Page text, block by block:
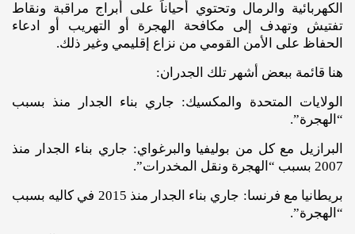
الكهربائية والرمال وتحتوي أحياناً على أبراج مراقبة ونقاط
تفتيش وتهدف إلى مكافحة الهجرة أو التهريب أو ادعاء
الحفاظ على الأمن القومي من نزاع إقليمي وغير ذلك.
هنا قائمة ببعض أشهر تلك الجدران:
الولايات المتحدة والمكسيك: جاري بناء الجدار منذ بسبب
“الهجرة”.
البرازيل مع كل من بوليفيا والبرغواي: جاري بناء الجدار منذ
2007 بسبب “الهجرة ونقل المخدرات”.
بريطانيا مع فرنسا: جاري بناء الجدار منذ 2015 في كاليه بسبب
“الهجرة”.